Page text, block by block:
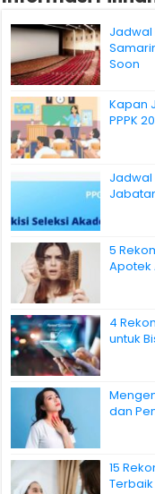
Jadwal
Soon
Kapan
PPPK
Jadwal
5
Apotek
4
untuk
dan
15